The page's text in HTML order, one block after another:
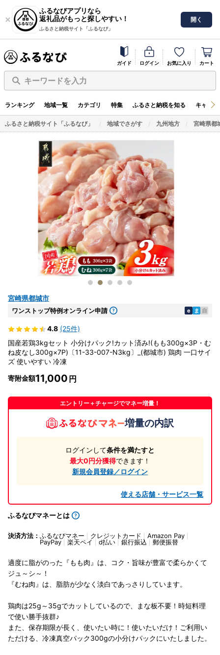
ふるなびアプリなら
返礼品がもっと探しやすい！
ふるさと納税サイト「ふるなび」
開く
ガイド ログイン お気に入り カート
キーワードを入力
ランキング 地域一覧 カテゴリ 特集 ふるさと納税を知る キャン
ふるさと納税サイト「ふるなび」 地域でさがす 九州地方 宮崎県都
宮崎県都城市
ワンストップ特例オンライン申請 e ま 自
4.8 (25件)
国産若鶏3kgセット 小分けパック!カット済み!(もも300g×3P・む
ね皮なし300g×7P)〔11-33-007-N3kg〕_(都城市) 鶏肉 一口サイ
ズ 使いやすい 冷凍
寄附金額11,000
エントリー＋チャージでマネー増量！
増量の内訳
ログインして条件を満たすと
最大0円分獲得できます！
新規会員登録／ログイン
使える店舗・サービス一覧
ふるなびマネーとは
決済方法： ふるなびマネー クレジットカード
Amazon Pay
PayPay
楽天ペイ d払い 銀行振込 郵便振替
適度に脂がのった『もも肉』は、コク・旨味が豊富で柔らかくて
ジュ～シ～！
『むね肉』は、脂肪が少なく淡白であっさりしています。
鶏肉は25g～35gでカットしているので、まな板不要！時短料理
で使い勝手抜群♪
また、保存期限が長く、使いたい時に！使いたいだけ！ご利用い
ただける、冷凍真空パック300gの小分けパックにいたしました。